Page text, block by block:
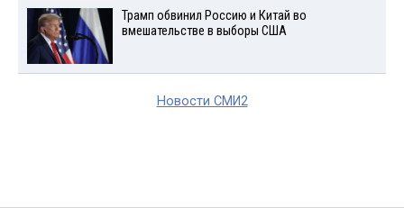
Трамп обвинил Россию и Китай во
вмешательстве в выборы США
Новости СМИ2